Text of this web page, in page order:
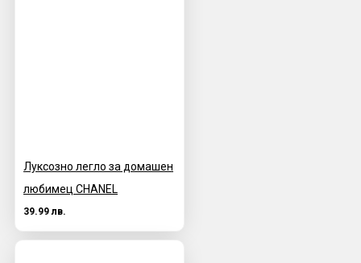
Луксозно легло за домашен
любимец CHANEL
39.99 лв.